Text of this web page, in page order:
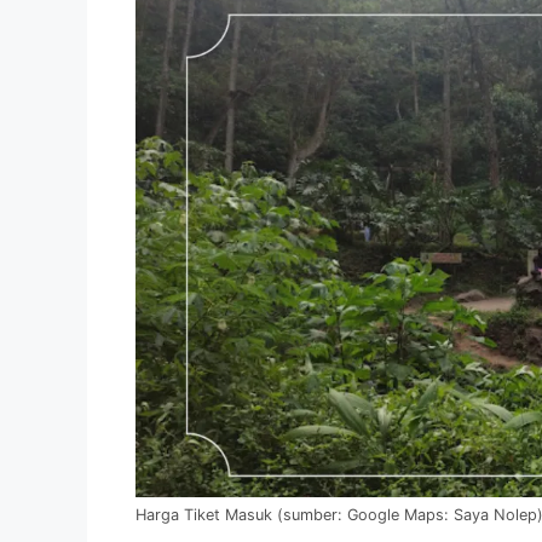
Harga Tiket Masuk (sumber: Google Maps: Saya Nolep)